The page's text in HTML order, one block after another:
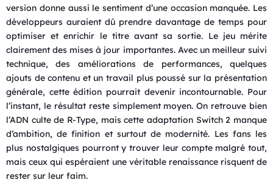
version donne aussi le sentiment d’une occasion manquée. Les
développeurs auraient dû prendre davantage de temps pour
optimiser et enrichir le titre avant sa sortie. Le jeu mérite
clairement des mises à jour importantes. Avec un meilleur suivi
technique, des améliorations de performances, quelques
ajouts de contenu et un travail plus poussé sur la présentation
générale, cette édition pourrait devenir incontournable. Pour
l’instant, le résultat reste simplement moyen. On retrouve bien
l’ADN culte de R-Type, mais cette adaptation Switch 2 manque
d’ambition, de finition et surtout de modernité. Les fans les
plus nostalgiques pourront y trouver leur compte malgré tout,
mais ceux qui espéraient une véritable renaissance risquent de
rester sur leur faim.